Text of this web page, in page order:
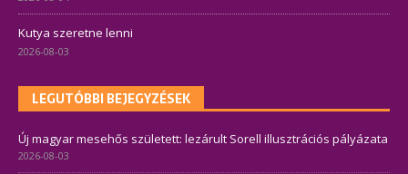
Kutya szeretne lenni
2026-08-03
LEGUTÓBBI BEJEGYZÉSEK
Új magyar mesehős született: lezárult Sorell illusztrációs pályázata
2026-08-03